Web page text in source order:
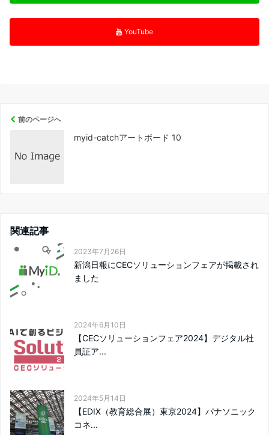
YouTube
前のページへ
myid-catchアートボード 10
関連記事
2023年7月26日
新潟日報にCECソリューションフェアが掲載され
ました
2024年6月10日
【CECソリューションフェア2024】デジタル社
員証ア...
2024年5月14日
【EDIX（教育総合展）東京2024】パナソニック
コネ...